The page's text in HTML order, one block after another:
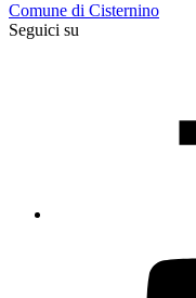
Comune di Cisternino
Seguici su